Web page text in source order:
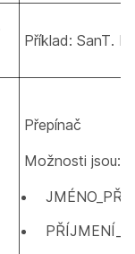
Příklad: SanT.
Přepínač
Možnosti jsou: